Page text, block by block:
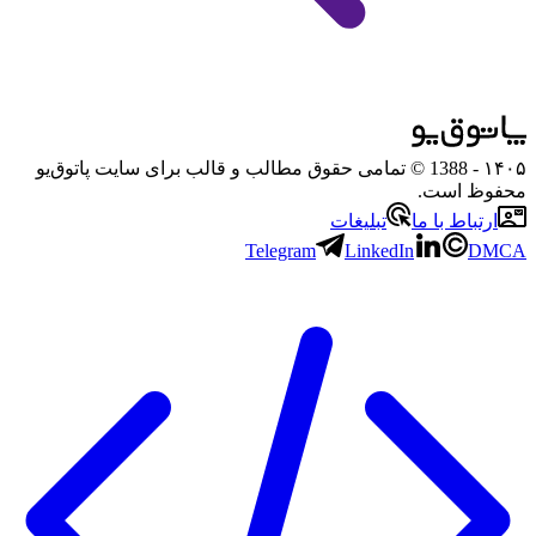
۱۴۰۵
- 1388 © تمامی حقوق مطالب و قالب برای سایت پاتوق‌یو
محفوظ است.
ارتباط با ما
تبلیغات
Telegram
LinkedIn DMCA